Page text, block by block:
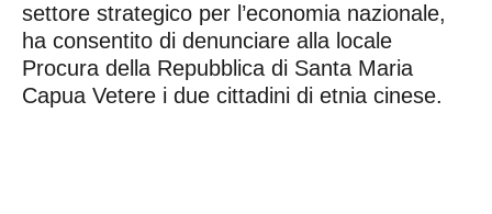
settore strategico per l’economia nazionale,
ha consentito di denunciare alla locale
Procura della Repubblica di Santa Maria
Capua Vetere i due cittadini di etnia cinese.